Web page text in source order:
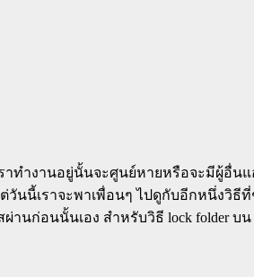
ำงานอยู่นั้นจะศูนย์หายหรือจะมีผู้อื่น
นนี้เราจะพาเพื่อนๆ ไปดูกับอีกหนึ่งวิ
ผ่านก่อนนั้นเอง สำหรับวิธี lock folder